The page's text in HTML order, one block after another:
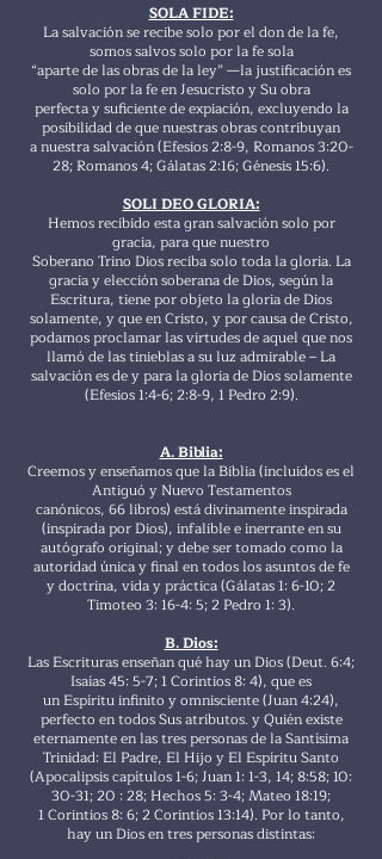
SOLA FIDE:
La salvación se recibe solo por el don de la fe,
somos salvos solo por la fe sola
“aparte de las obras de la ley” —la justificación es
solo por la fe en Jesucristo y Su obra
perfecta y suficiente de expiación, excluyendo la
posibilidad de que nuestras obras contribuyan
a nuestra salvación (Efesios 2:8-9, Romanos 3:20-
28; Romanos 4; Gálatas 2:16; Génesis 15:6).
SOLI DEO GLORIA:
Hemos recibido esta gran salvación solo por
gracia, para que nuestro
Soberano Trino Dios reciba solo toda la gloria. La
gracia y elección soberana de Dios, según la
Escritura, tiene por objeto la gloria de Dios
solamente, y que en Cristo, y por causa de Cristo,
podamos proclamar las virtudes de aquel que nos
llamó de las tinieblas a su luz admirable – La
salvación es de y para la gloria de Dios solamente
(Efesios 1:4-6; 2:8-9, 1 Pedro 2:9).
A. Biblia:
Creemos y enseñamos que la Biblia (incluidos es el
Antiguó y Nuevo Testamentos
canónicos, 66 libros) está divinamente inspirada
(inspirada por Dios), infalible e inerrante en su
autógrafo original; y debe ser tomado como la
autoridad única y final en todos los asuntos de fe
y doctrina, vida y práctica (Gálatas 1: 6-10; 2
Timoteo 3: 16-4: 5; 2 Pedro 1: 3).
B. Dios:
Las Escrituras enseñan qué hay un Dios (Deut. 6:4;
Isaías 45: 5-7; 1 Corintios 8: 4), que es
un Espíritu infinito y omnisciente (Juan 4:24),
perfecto en todos Sus atributos. y Quién existe
eternamente en las tres personas de la Santísima
Trinidad: El Padre, El Hijo y El Espíritu Santo
(Apocalipsis capítulos 1-6; Juan 1: 1-3, 14; 8:58; 10:
30-31; 20 : 28; Hechos 5: 3-4; Mateo 18:19;
1 Corintios 8: 6; 2 Corintios 13:14). Por lo tanto,
hay un Dios en tres personas distintas: